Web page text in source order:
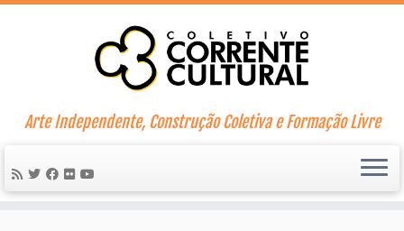
Skip
Arte Independente, Construção Coletiva e Formação Livre